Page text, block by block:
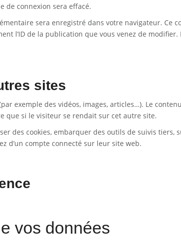
de connexion sera effacé.
sera enregistré dans votre navigateur. Ce
l’ID de la publication que vous venez de modifier.
sites
exemple des vidéos, images, articles…). Le contenu
que si le visiteur se rendait sur cet autre site.
des cookies, embarquer des outils de suivis tiers,
d’un compte connecté sur leur site web.
vos données